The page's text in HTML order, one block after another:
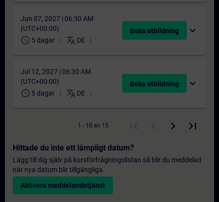
Jun 07, 2027 | 06:30 AM
(UTC+00:00)
schedule 5 dagar translate DE
Boka utbildning expand_more
Jul 12, 2027 | 06:30 AM
(UTC+00:00)
schedule 5 dagar translate DE
Boka utbildning expand_more
1 - 10 av 15
Hittade du inte ett lämpligt datum?
Lägg till dig själv på kursförfrågningslistan så blir du meddelad
när nya datum blir tillgängliga.
Aktivera meddelandetjänst